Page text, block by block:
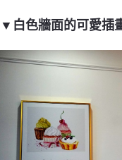
▼白色牆面的可愛插